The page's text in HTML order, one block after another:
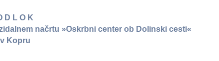
D L O K
načrtu »Oskrbni center ob Dolinski cesti«
v Kopru